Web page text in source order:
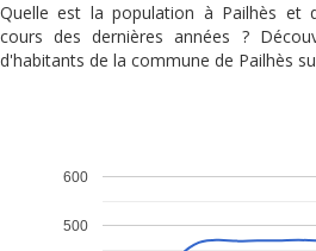
Quelle est la population à Pailhès et
cours des dernières années ?
d'habitants de la commune de Pailhès
500
600